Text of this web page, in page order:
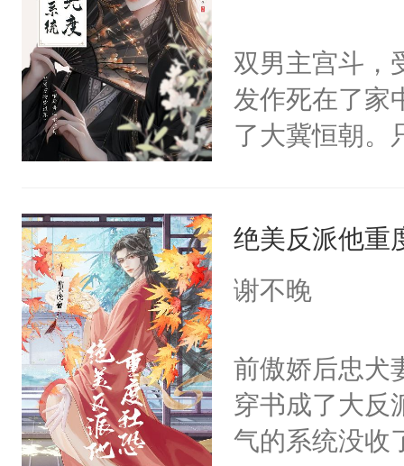
莲花可不止有
点脑袋，看着
常见问题一：
教科书版：“
母的微笑：“
留看着面前
人，突然醒悟
卫天还没亮，
腰：“陛下，
不好了！”“那
双男主宫斗，
发作死在了家
了大冀恒朝。
惜被人暗害，
绝。主神知晓
朝，一个从未
为三种性别。
构与男子相同
了一颗红色
绝美反派他重
谢不晚
前傲娇后忠犬
穿书成了大反
气的系统没收